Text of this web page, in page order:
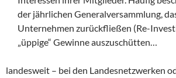
der jährlichen Generalversammlung,
Unternehmen zurückfließen (Re-
„üppige“ Gewinne auszuschütten…
landesweit – bei den Landesnetzwerken